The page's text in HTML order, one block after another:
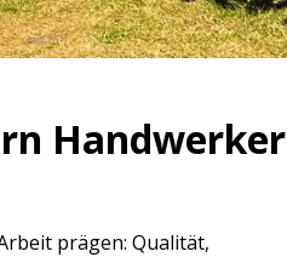
Handwerker
prägen: Qualität,